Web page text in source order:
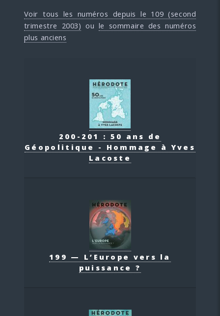
Voir tous les numéros depuis le 109 (second
trimestre 2003) ou le sommaire des numéros
plus anciens
200-201 : 50 ans de
Géopolitique - Hommage à Yves
Lacoste
199 — L’Europe vers la
puissance ?